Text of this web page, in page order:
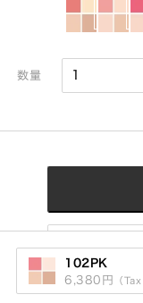
数量
102PK
6,380円
（